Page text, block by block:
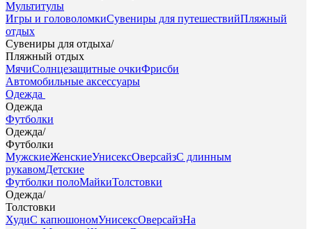
Мультитулы
Игры и головоломкиСувениры для путешествийПляжный
отдых
Сувениры для отдыха/
Пляжный отдых
МячиСолнцезащитные очкиФрисби
Автомобильные аксессуары
Одежда
Одежда
Футболки
Одежда/
Футболки
МужскиеЖенскиеУнисексОверсайзС длинным
рукавомДетские
Футболки полоМайкиТолстовки
Одежда/
Толстовки
ХудиС капюшономУнисексОверсайзНа